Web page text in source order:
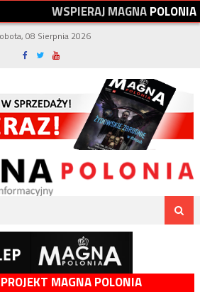
WSPIERAJMAGNAPOLONIA
08 Sierpnia 2026
MAGNA POLONIA